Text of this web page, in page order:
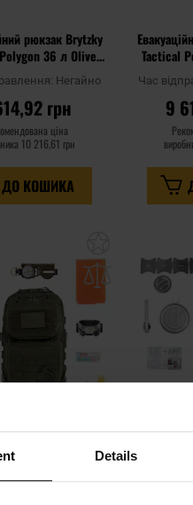
Details
рюкзак Brytzky
36 л Olive
зі спорядженням
Негайно
грн
ціна
10 216,61 грн
ДО КОШИКА
Tactical
Black
Час
9
списку
уподобань
рюкзак Brytzky
зі спорядженням